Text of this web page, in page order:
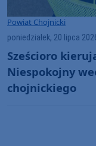
Powiat Chojnicki
poniedziałek, 20 lipca
Sześcioro
Niespokojny
chojnickiego